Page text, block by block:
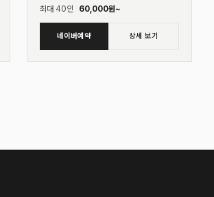
최대 40인 60,000원~
네이버예약 상세 보기